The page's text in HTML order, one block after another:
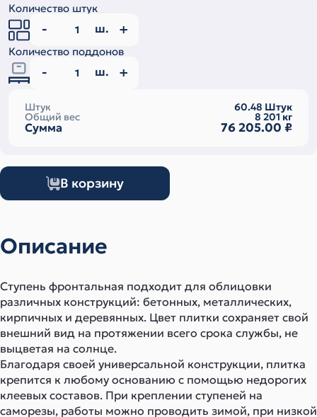
Количество штук
ш.
Количество поддонов
ш.
Штук 60.48 Штук
Общий вес 8 201кг
Сумма 76 205.00 ₽
В корзину
Описание
Ступень фронтальная подходит для облицовки
различных конструкций: бетонных, металлических,
кирпичных и деревянных. Цвет плитки сохраняет свой
внешний вид на протяжении всего срока службы, не
выцветая на солнце.
Благодаря своей универсальной конструкции, плитка
крепится к любому основанию с помощью недорогих
клеевых составов. При креплении ступеней на
саморезы, работы можно проводить зимой, при низкой